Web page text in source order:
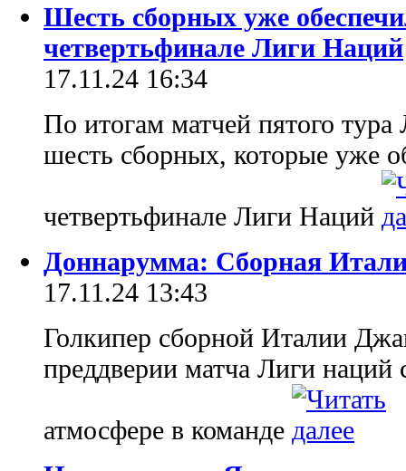
Шесть сборных уже
четвертьфинале Лиги Наций
17.11.24 16:34
По итогам матчей пятого
шесть сборных, которые уже
четвертьфинале Лиги Наций
Доннарумма: Сборная
17.11.24 13:43
Голкипер сборной Италии
преддверии матча Лиги наций
атмосфере в команде